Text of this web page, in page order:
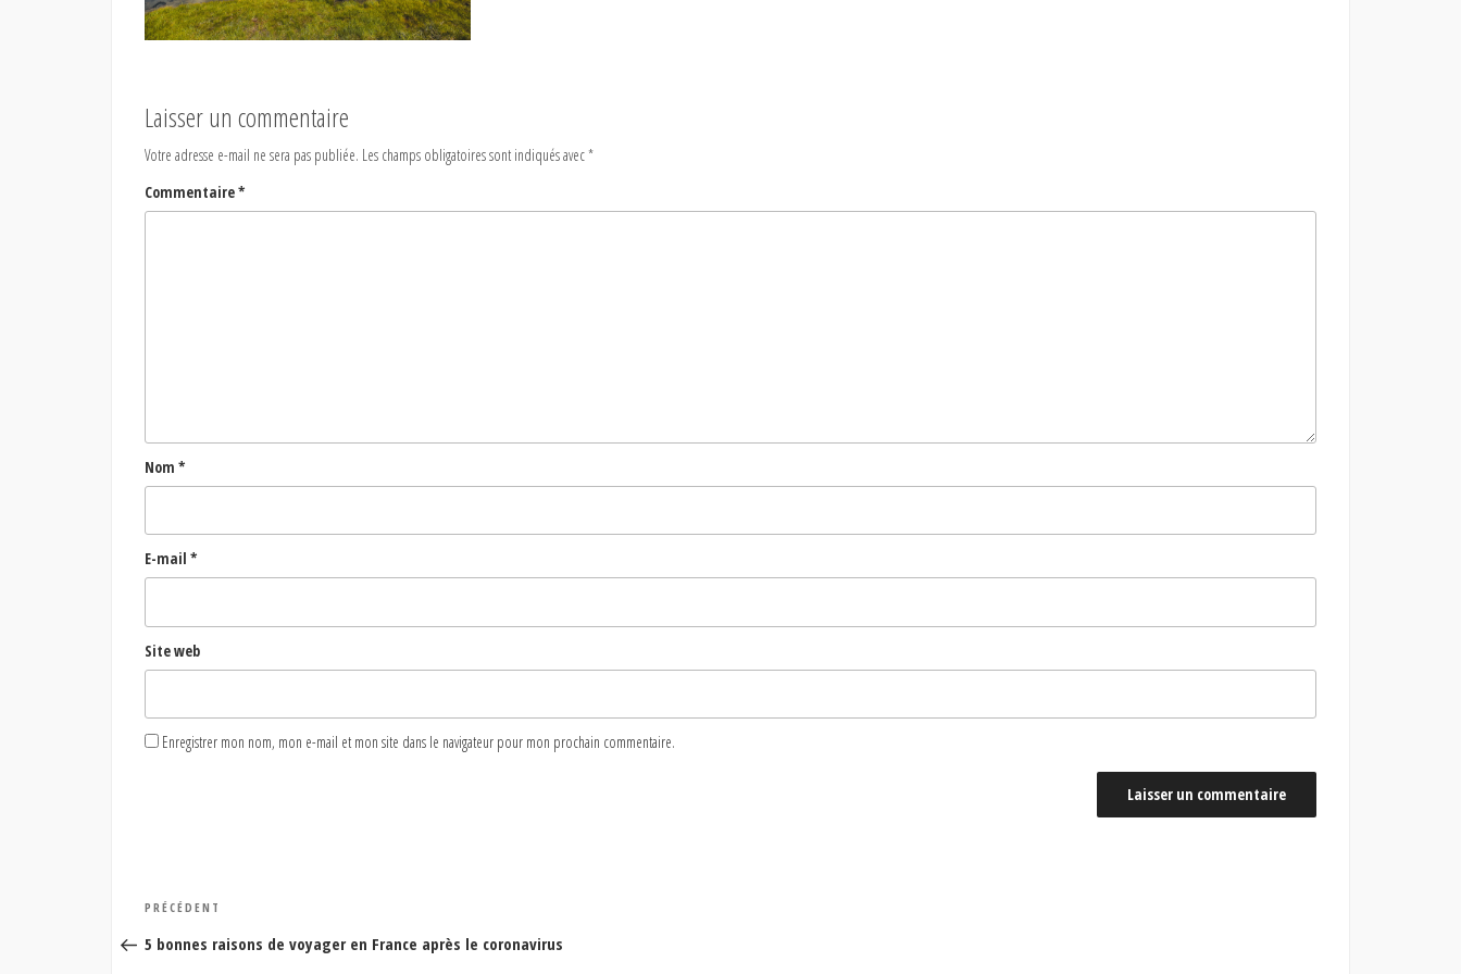
Laisser un commentaire
Votre adresse e-mail ne sera pas publiée. Les champs obligatoires sont indiqués avec*
Commentaire*
Nom *
E-mail *
Site web
Enregistrer mon nom, mon e-mail et mon site dans le navigateur pour mon prochain commentaire.
Navigation
de
Article
précédent
PRÉCÉDENT
5 bonnes raisons de voyager en France après le coronavirus